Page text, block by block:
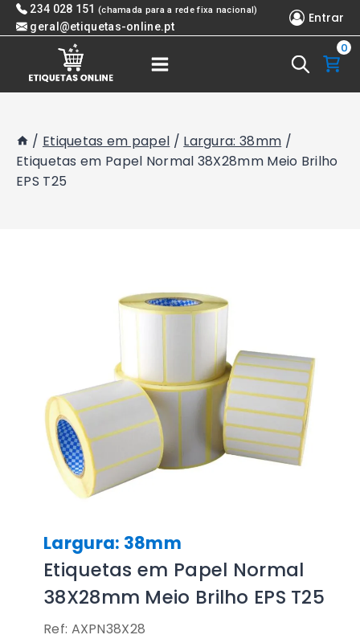
Skip 234 028 151 (chamada para a rede fixa nacional)
geral@etiquetas-online.pt
Entrar
0
/ Etiquetas em papel / Largura: 38mm /
Etiquetas em Papel Normal 38X28mm Meio Brilho
EPS T25
Largura: 38mm
Etiquetas em Papel Normal
38X28mm Meio Brilho EPS T25
Ref: AXPN38X28